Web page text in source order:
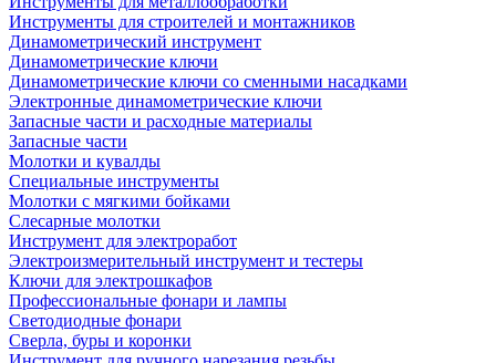
Инструменты для строителей и монтажников
Динамометрический инструмент
Динамометрические ключи
Динамометрические ключи со сменными насадками
Электронные динамометрические ключи
Запасные части и расходные материалы
Запасные части
Молотки и кувалды
Специальные инструменты
Молотки с мягкими бойками
Слесарные молотки
Инструмент для электроработ
Электроизмерительный инструмент и тестеры
Ключи для электрошкафов
Профессиональные фонари и лампы
Светодиодные фонари
Сверла, буры и коронки